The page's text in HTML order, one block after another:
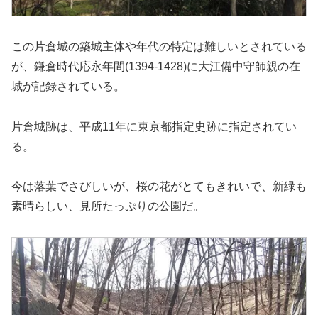
この片倉城の築城主体や年代の特定は難しいとされている
が、鎌倉時代応永年間(1394-1428)に大江備中守師親の在
城が記録されている。
片倉城跡は、平成11年に東京都指定史跡に指定されてい
る。
今は落葉でさびしいが、桜の花がとてもきれいで、新緑も
素晴らしい、見所たっぷりの公園だ。